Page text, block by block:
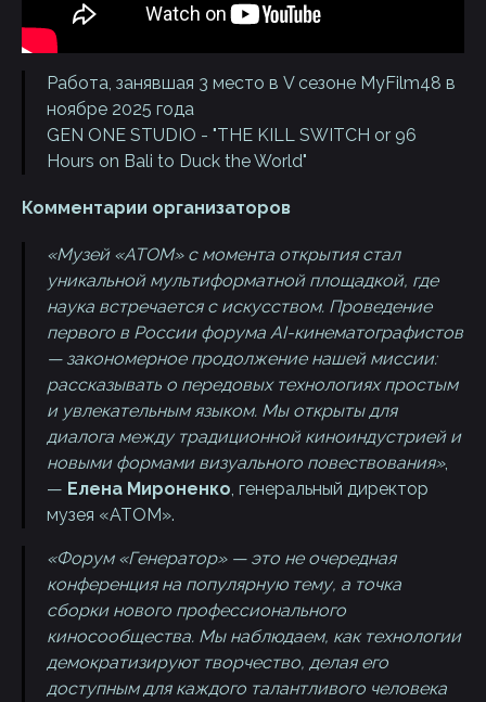
Работа, занявшая 3 место в V сезоне MyFilm48 в
ноябре 2025 года
GEN ONE STUDIO - "THE KILL SWITCH or 96
Hours on Bali to Duck the World"
Комментарии организаторов
«Музей «АТОМ» с момента открытия стал
уникальной мультиформатной площадкой, где
наука встречается с искусством. Проведение
первого в России форума AI-кинематографистов
— закономерное продолжение нашей миссии:
рассказывать о передовых технологиях простым
и увлекательным языком. Мы открыты для
диалога между традиционной киноиндустрией и
новыми формами визуального повествования»,
— Елена Мироненко , генеральный директор
музея «АТОМ».
«Форум «Генератор» — это не очередная
конференция на популярную тему, а точка
сборки нового профессионального
киносообщества. Мы наблюдаем, как технологии
демократизируют творчество, делая его
доступным для каждого талантливого человека